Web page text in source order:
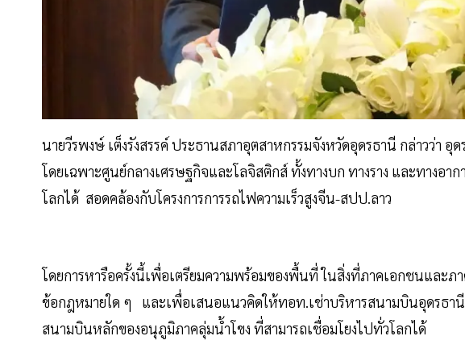
นายวีรพงษ์ เต็งรังสรรค์ ประธานสภาอุตสาหกรรมจังหวัดอุดรธานี กล่าวว่า
โดยเฉพาะศูนย์กลางเศรษฐกิจและโลจิสติกส์ ทั้งทางบก ทางราง และทางอา
โลกได้ สอดคล้องกับโครงการการรถไฟความเร็วสูงจีน-สปป.ลาว
โดยการหารือครั้งนี้เพื่อเตรียมความพร้อมของพื้นที่ ในสิ่งที่ภาคเอกชนและภา
ข้อกฎหมายใด ๆ และเพื่อเสนอแนวคิดให้ทอท.เช่าบริหารสนามบินอุดรธ
สนามบินหลักของอนุภูมิภาคลุ่มน้ำโขง ที่สามารถเชื่อมโยงไปทั่วโลกได้